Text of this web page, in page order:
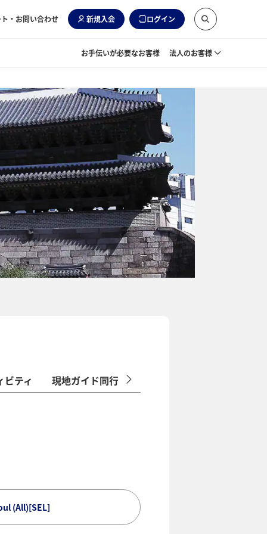
・お問い合わせ 新規入会 ログイン
お手伝いが必要なお客様 法人のお客様
ビティ 現地ガイド同行/添乗員同行ツアー
(All)[SEL]